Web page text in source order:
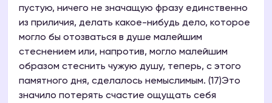
пустую, ничего не значащую фразу единственно
из приличия, делать какое-нибудь дело, которое
могло бы отозваться в душе малейшим
стеснением или, напротив, могло малейшим
образом стеснить чужую душу, теперь, с этого
памятного дня, сделалось немыслимым. (17)Это
значило потерять счастие ощущать себя